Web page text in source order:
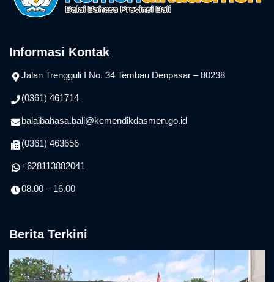
Informasi Kontak
Jalan Trengguli I No. 34 Tembau Denpasar – 80238
(0361) 461714
balaibahasa.bali@kemendikdasmen.go.id
(0361) 463656
+628113882041
08.00 – 16.00
Berita Terkini